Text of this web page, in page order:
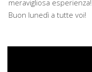
meravigliosa esperienza!
Buon lunedì a tutte voi!